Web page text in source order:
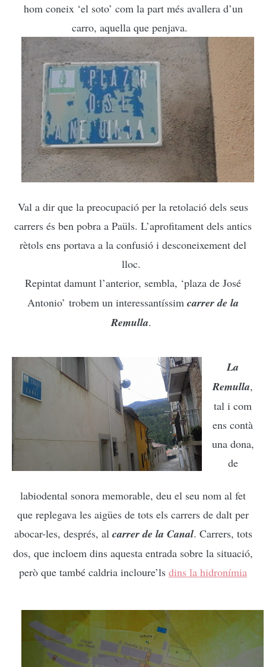
hom coneix ‘el soto’ com la part més avallera d’un
carro, aquella que penjava.
Val a dir que la preocupació per la retolació dels seus
carrers és ben pobra a Paüls. L’aprofitament dels antics
rètols ens portava a la confusió i desconeixement del
lloc.
Repintat damunt l’anterior, sembla, ‘plaza de José
Antonio’ trobem un interessantíssim carrer de la
Remulla.
La
Remulla,
tal i com
ens contà
una dona,
de
labiodental sonora memorable, deu el seu nom al fet
que replegava les aigües de tots els carrers de dalt per
abocar-les, després, al carrer de la Canal. Carrers, tots
dos, que incloem dins aquesta entrada sobre la situació,
però que també caldria incloure’ls dins la hidronímia